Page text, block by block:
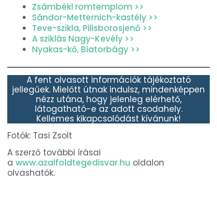
Zsámbéki romtemplom >>
Sándor-Metternich-kastély >>
Teve-szikla, Pilisborosjenő >>
A sziklás Nagy-Kevély >>
Nyakas-kő, Biatorbágy >>
A fent olvasott információk tájékoztató
jellegűek. Mielőtt útnak indulsz, mindenképpen
nézz utána, hogy jelenleg elérhető,
látogatható-e az adott csodahely.
Kellemes kikapcsolódást kívánunk!
Fotók: Tasi Zsolt
A szerző további írásai
a www.azalfoldtegedisvar.hu oldalon
olvashatók.